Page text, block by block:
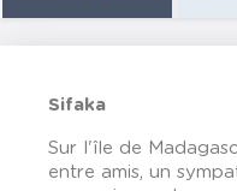
Sifaka
Sur l'île de
entre amis, un